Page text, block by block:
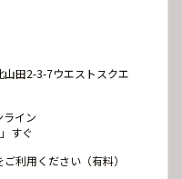
田2-3-7ウエストスクエ
ライン
すぐ
利用ください（有料）